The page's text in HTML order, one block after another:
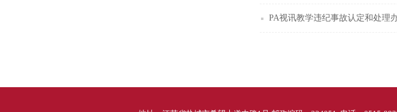
PA视讯教学违纪事故认定和处理